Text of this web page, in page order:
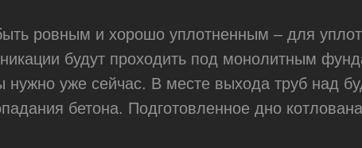
ровным и хорошо уплотненным – для
будут проходить под монолитным
нужно уже сейчас. В месте выхода труб над
бетона. Подготовленное дно